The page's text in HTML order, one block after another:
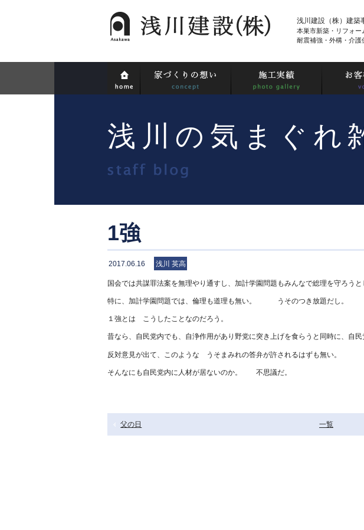
浅川建設（株）建築
本巣市新築・リフォ
耐震補強・外構・介護
浅川の気まぐれ
1強
2017.06.16 浅川 英高
国会では共謀罪法案を無理やり通すし、加計学園問題もみんなで総理を守ろうと
特に、加計学園問題では、倫理も道理も無い。 うそのつき放題だし。
１強とは こうしたことなのだろう。
昔なら、自民党内でも、自浄作用があり野党に突き上げを食らうと同時に、自民
反対意見が出て、このような うそまみれの答弁が許されるはずも無い。
そんなにも自民党内に人材が居ないのか。 不思議だ。
父の日 一覧